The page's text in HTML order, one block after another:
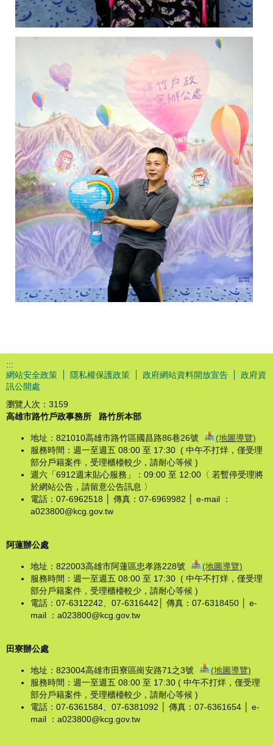
:::
網站安全政策
隱私權保護政策 政府網站資料開放宣告
政府資
訊公開處
瀏覽人次： 3159
高雄市路竹戶政事務所
路竹所本部
地址：821010高雄市路竹區國昌路86巷26號
(地圖導覽)
服務時間：週一至週五 08:00 至 17:30 ( 中午不打烊，僅受理
部分戶籍案件，受理櫃檯較少，請耐心等候 )
週六「6912週末貼心服務」：09:00 至 12:00〈 若暫停受理將
於網站公告，請留意公告訊息 〉
電話：07-6962518 │ 傳真：07-6969982 │ e-mail ：
a023800@kcg.gov.tw
阿蓮辦公處
地址：822003高雄市阿蓮區忠孝路228號
(地圖導覽)
服務時間：週一至週五 08:00 至 17:30 ( 中午不打烊，僅受理
部分戶籍案件，受理櫃檯較少，請耐心等候 )
電話：07-6312242、07-6316442│ 傳真：07-6318450 │ e-
mail ：a023800@kcg.gov.tw
田寮辦公處
地址：823004高雄市田寮區崗安路71之3號
(地圖導覽)
服務時間：週一至週五 08:00 至 17:30 ( 中午不打烊，僅受理
部分戶籍案件，受理櫃檯較少，請耐心等候 )
電話：07-6361584、07-6381092 │ 傳真：07-6361654 │ e-
mail ：a023800@kcg.gov.tw